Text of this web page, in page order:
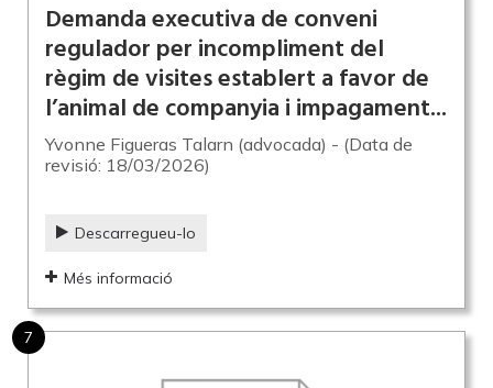
Demanda executiva de conveni
regulador per incompliment del
règim de visites establert a favor de
l’animal de companyia i impagament...
Yvonne Figueras Talarn (advocada) - (Data de
revisió: 18/03/2026)
Descarregueu-lo
Més informació
7